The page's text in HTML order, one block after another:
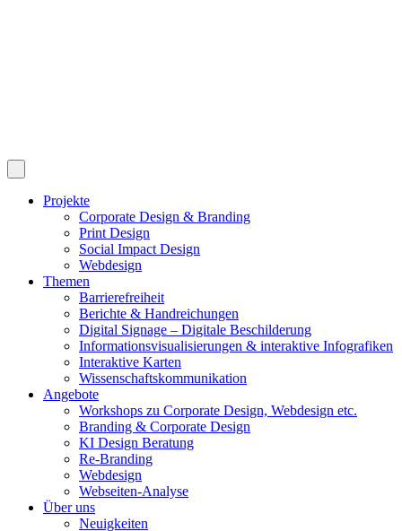
Projekte
Corporate Design & Branding
Print Design
Social Impact Design
Webdesign
Themen
Barrierefreiheit
Berichte & Handreichungen
Digital Signage – Digitale Beschilderung
Informationsvisualisierungen & interaktive Infografiken
Interaktive Karten
Wissenschaftskommunikation
Angebote
Workshops zu Corporate Design, Webdesign etc.
Branding & Corporate Design
KI Design Beratung
Re-Branding
Webdesign
Webseiten-Analyse
Über uns
Neuigkeiten